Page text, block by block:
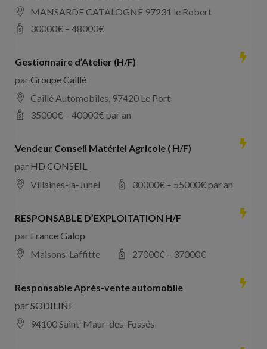
MANSARDE CATALOGNE 97231 le Robert
30000€ – 48000€
Gestionnaire d’Atelier (H/F)
parGroupe Caillé
Caillé Automobiles, 97420 Le Port
35000€ – 40000€ par an
Vendeur Conseil Matériel Agricole ( H/F)
par HD CONSEIL
Villaines-la-Juhel
30000€ – 55000€ par an
RESPONSABLE D’EXPLOITATION H/F
par France Galop
Maisons-Laffitte
27000€ – 37000€
Responsable Après-vente automobile
parSODILINE
94100 Saint-Maur-des-Fossés